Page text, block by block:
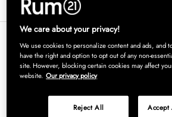
Få 15 % rabatt på Grythyttan Stålmöbler* →
We care about your privacy!
We use cookies to personalize content and ads, and
have the right and option to opt out of any non-
site. However, blocking certain cookies may affect
website. Our privacy policy
Reject All Accept